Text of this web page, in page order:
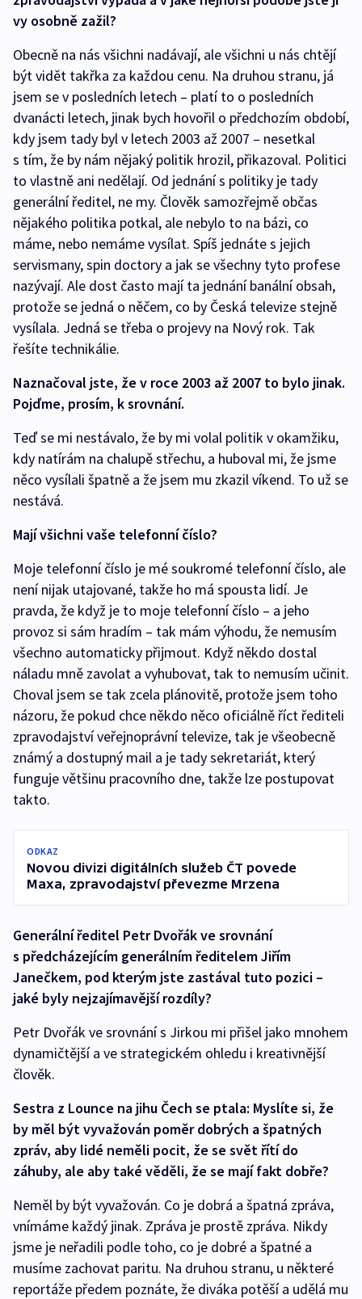
vy osobně zažil?
Obecně na nás všichni nadávají, ale všichni u nás chtějí
být vidět takřka za každou cenu. Na druhou stranu, já
jsem se v posledních letech – platí to o posledních
dvanácti letech, jinak bych hovořil o předchozím období,
kdy jsem tady byl v letech 2003 až 2007 – nesetkal
s tím, že by nám nějaký politik hrozil, přikazoval. Politici
to vlastně ani nedělají. Od jednání s politiky je tady
generální ředitel, ne my. Člověk samozřejmě občas
nějakého politika potkal, ale nebylo to na bázi, co
máme, nebo nemáme vysílat. Spíš jednáte s jejich
servismany, spin doctory a jak se všechny tyto profese
nazývají. Ale dost často mají ta jednání banální obsah,
protože se jedná o něčem, co by Česká televize stejně
vysílala. Jedná se třeba o projevy na Nový rok. Tak
řešíte technikálie.
Naznačoval jste, že v roce 2003 až 2007 to bylo jinak.
Pojďme, prosím, k srovnání.
Teď se mi nestávalo, že by mi volal politik v okamžiku,
kdy natírám na chalupě střechu, a huboval mi, že jsme
něco vysílali špatně a že jsem mu zkazil víkend. To už se
nestává.
Mají všichni vaše telefonní číslo?
Moje telefonní číslo je mé soukromé telefonní číslo, ale
není nijak utajované, takže ho má spousta lidí. Je
pravda, že když je to moje telefonní číslo – a jeho
provoz si sám hradím – tak mám výhodu, že nemusím
všechno automaticky přijmout. Když někdo dostal
náladu mně zavolat a vyhubovat, tak to nemusím učinit.
Choval jsem se tak zcela plánovitě, protože jsem toho
názoru, že pokud chce někdo něco oficiálně říct řediteli
zpravodajství veřejnoprávní televize, tak je všeobecně
známý a dostupný mail a je tady sekretariát, který
funguje většinu pracovního dne, takže lze postupovat
takto.
ODKAZ
Novou divizi digitálních služeb ČT povede
Maxa, zpravodajství převezme Mrzena
Generální ředitel Petr Dvořák ve srovnání
s předcházejícím generálním ředitelem Jiřím
Janečkem, pod kterým jste zastával tuto pozici –
jaké byly nejzajímavější rozdíly?
Petr Dvořák ve srovnání s Jirkou mi přišel jako mnohem
dynamičtější a ve strategickém ohledu i kreativnější
člověk.
Sestra z Lounce na jihu Čech se ptala: Myslíte si, že
by měl být vyvažován poměr dobrých a špatných
zpráv, aby lidé neměli pocit, že se svět řítí do
záhuby, ale aby také věděli, že se mají fakt dobře?
Neměl by být vyvažován. Co je dobrá a špatná zpráva,
vnímáme každý jinak. Zpráva je prostě zpráva. Nikdy
jsme je neřadili podle toho, co je dobré a špatné a
musíme zachovat paritu. Na druhou stranu, u některé
reportáže předem poznáte, že diváka potěší a udělá mu